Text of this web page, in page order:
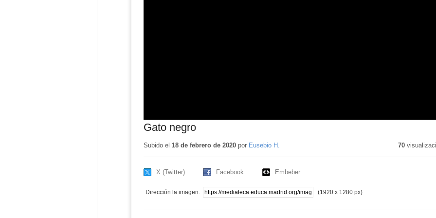
Gato negro
Subido el 18 de febrero de 2020por Eusebio H. 70
X (Twitter) Facebook Embeber
Dirección la imagen: (1920 x 1280 px)